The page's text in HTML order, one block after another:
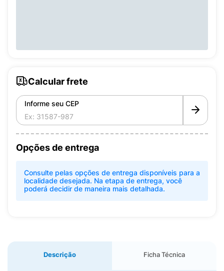
Calcular frete
Informe seu CEP
Opções de entrega
Consulte pelas opções de entrega disponíveis para a
localidade desejada. Na etapa de entrega, você
poderá decidir de maneira mais detalhada.
Descrição Ficha Técnica